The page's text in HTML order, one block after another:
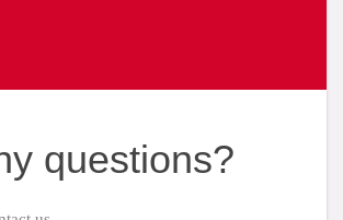
questions?